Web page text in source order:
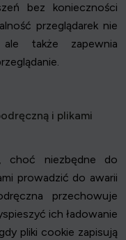
bez konieczności
przeglądarek nie
także zapewnia
i plikami
choć niezbędne do
prowadzić do awarii
przechowuje
ich ładowanie
pliki cookie zapisują